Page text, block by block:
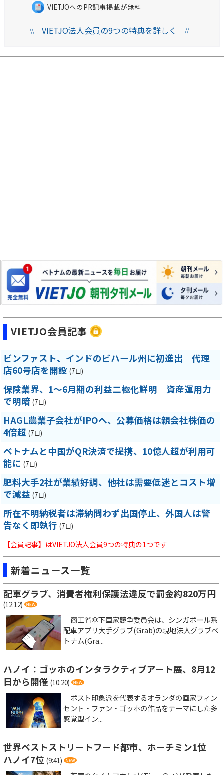
VIETJOへのPR記事掲載が無料
\\VIETJO法人会員の9つの特典を詳しく //
VIETJO会員記事
ビンファスト、インドのビハール州に初進出 代理
店60号店を開設 (7日)
保険業界、1～6月期の利益二極化鮮明 資産運用力
で明暗 (7日)
HAGL農業子会社がIPOへ、公募価格は親会社株価の
4倍超 (7日)
ベトナムと中国がQR決済で提携、10億人超が利用可
能に (7日)
肥料大手2社が業績好調、他社は需要低迷とコスト増
で減益 (7日)
所在不明納税者は滞納問わず出国停止、外国人は警
告なく即執行 (7日)
【会員記事】はVIETJO法人会員9つの特典の1つです
新着ニュース一覧
配車グラブ、消費者権利保護法違反で罰金約820万円
(12:12)
商工省傘下国家競争委員会は、シンガポール系
配車アプリ大手グラブ(Grab)の現地法人グラブベ
トナム(Gra...
ハノイ：ゴッホのインタラクティブアート展、8月12
日から開催 (10:20)
ポスト印象派を代表するオランダの画家フィン
セント・ファン・ゴッホの作品をテーマにした多
感覚型イン...
世界ベストストリートフード都市、ホーチミン1位
ハノイ7位 (9:41)